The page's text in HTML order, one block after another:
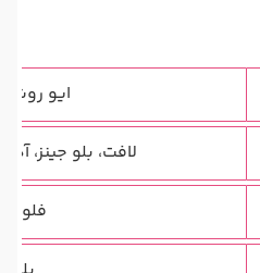
ایو
لافت، بلو جینز،
فلو،